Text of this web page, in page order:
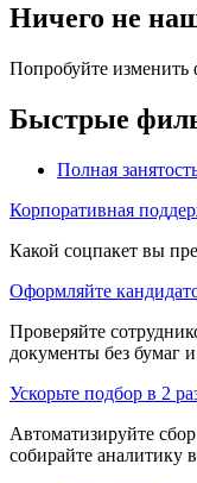
Ничего не
Попробуйте
Быстрые
Полная
Корпоративная
Какой соцпакет вы
Оформляйте
Проверяйте
документы без бумаг
Ускорьте подбор в 2
Автоматизируйте
собирайте аналитику